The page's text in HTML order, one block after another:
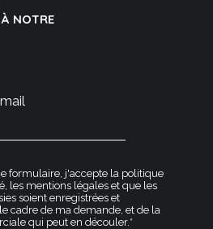
NOTRE
formulaire, j'accepte la politique
, les mentions légales et que les
soient enregistrées et
cadre de ma demande, et de la
qui peut en découler.*